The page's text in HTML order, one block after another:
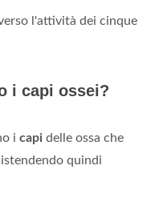
l'attività dei cinque
i capi ossei?
i capi delle ossa che
quindi